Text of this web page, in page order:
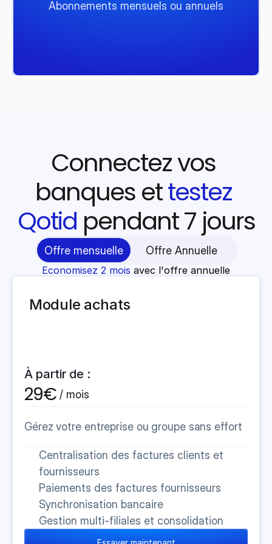
Abonnements mensuels ou annuels
Connectez vos
banques et testez
Qotid pendant 7 jours
Offre mensuelle Offre Annuelle
Economisez 2 mois avec l'offre annuelle
Module achats
À partir de :
29€ / mois
Gérez votre entreprise ou groupe sans effort
Centralisation des factures clients et
fournisseurs
Paiements des factures fournisseurs
Synchronisation bancaire
Gestion multi-filiales et consolidation